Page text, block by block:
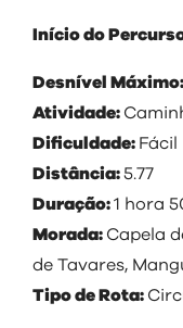
Início do
Desnível Máximo:
Atividade:
Dificuldade: Fácil
Distância:5.77
Duração:1 hora
Morada: Capela
de Tavares,
Tipo de Rota: